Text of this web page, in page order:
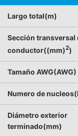
Largo total(m)
Sección transversal
conductor((mm)2)
Tamaño AWG(AWG)
Numero de
Diámetro exterior
terminado(mm)